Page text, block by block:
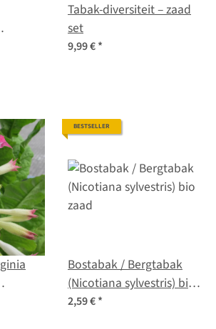
Tabak-diversiteit – zaad
set
9,99 €*
BESTSELLER
Bostabak / Bergtabak
(Nicotiana sylvestris) bio
zaad
2,59 €*